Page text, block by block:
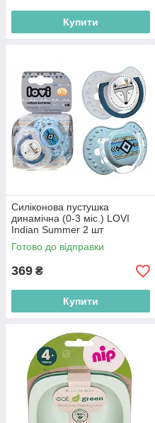
Купити
Силіконова пустушка
динамічна (0-3 міс.) LOVI
Indian Summer 2 шт
(5903407228556)
Готово до відправки
369 ₴
Купити